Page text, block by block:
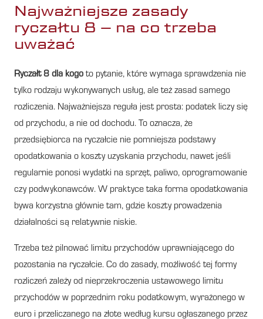
Najważniejsze zasady
ryczałtu 8 – na co trzeba
uważać
Ryczałt 8 dla kogo to pytanie, które wymaga sprawdzenia nie
tylko rodzaju wykonywanych usług, ale też zasad samego
rozliczenia. Najważniejsza reguła jest prosta: podatek liczy się
od przychodu, a nie od dochodu. To oznacza, że
przedsiębiorca na ryczałcie nie pomniejsza podstawy
opodatkowania o koszty uzyskania przychodu, nawet jeśli
regularnie ponosi wydatki na sprzęt, paliwo, oprogramowanie
czy podwykonawców. W praktyce taka forma opodatkowania
bywa korzystna głównie tam, gdzie koszty prowadzenia
działalności są relatywnie niskie.
Trzeba też pilnować limitu przychodów uprawniającego do
pozostania na ryczałcie. Co do zasady, możliwość tej formy
rozliczeń zależy od nieprzekroczenia ustawowego limitu
przychodów w poprzednim roku podatkowym, wyrażonego w
euro i przeliczanego na złote według kursu ogłaszanego przez